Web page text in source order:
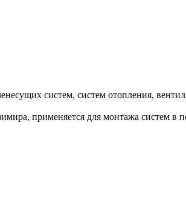
систем, систем отопления,
применяется для монтажа систем в